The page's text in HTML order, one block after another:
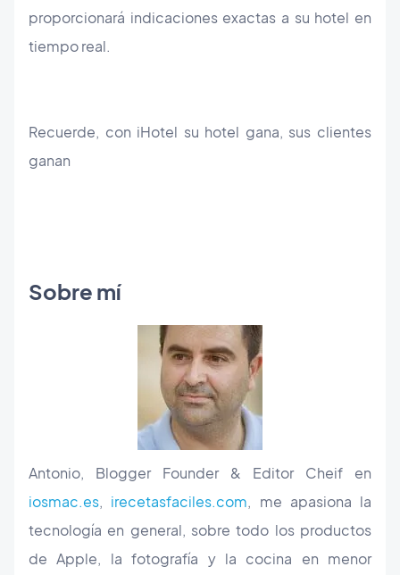
proporcionará indicaciones exactas a su hotel en
tiempo real.
Recuerde, con iHotel su hotel gana, sus clientes
ganan
Sobre mí
Antonio, Blogger Founder & Editor Cheif en
iosmac.es, irecetasfaciles.com, me apasiona la
tecnología en general, sobre todo los productos
de Apple, la fotografía y la cocina en menor